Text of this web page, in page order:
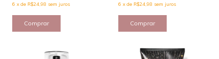
6 x de R$24,98 sem juros 6 x de R$24,98 sem juros